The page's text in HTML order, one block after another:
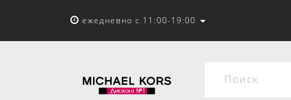
ежедневно с 11:00-19:00